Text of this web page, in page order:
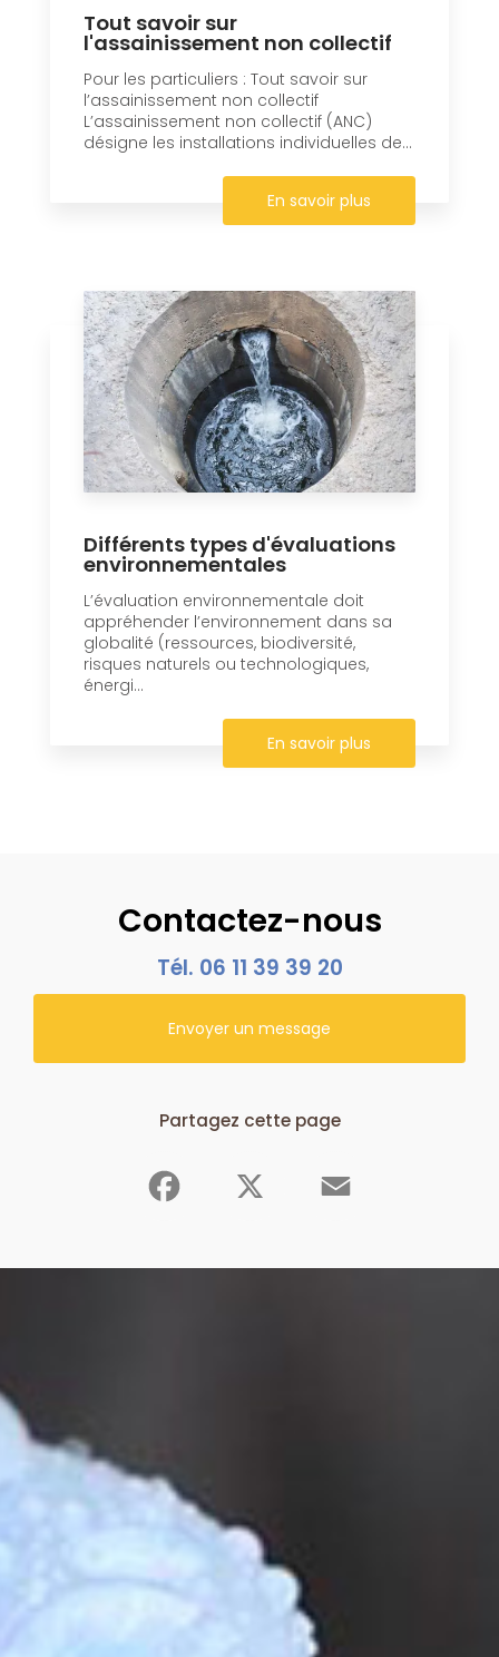
Tout savoir sur
l'assainissement non collectif
Pour les particuliers : Tout savoir sur
l’assainissement non collectif
L’assainissement non collectif (ANC)
désigne les installations individuelles de...
En savoir plus
Différents types d'évaluations
environnementales
L’évaluation environnementale doit
appréhender l’environnement dans sa
globalité (ressources, biodiversité,
risques naturels ou technologiques,
énergi...
En savoir plus
Contactez-nous
Tél. 06 11 39 39 20
Envoyer un message
Partagez cette page